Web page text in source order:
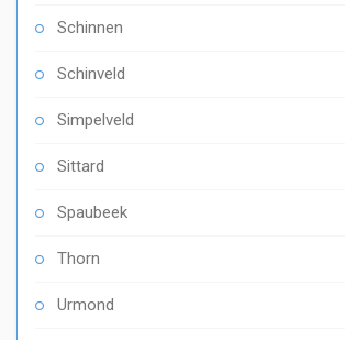
Schinnen
Schinveld
Simpelveld
Sittard
Spaubeek
Thorn
Urmond